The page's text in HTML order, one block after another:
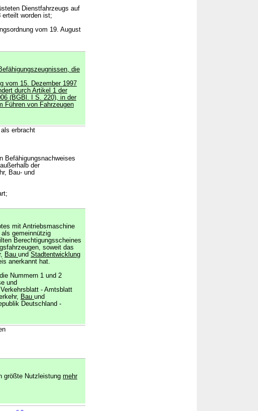
Dienstfahrzeugs auf
erteilt worden ist;
vom 19. August
die
vom 15. Dezember 1997
durch Artikel 1 der
(BGBl. I S. 220), in der
Führen von Fahrzeugen
erbracht
Befähigungsnachweises
der
Bau- und
mit Antriebsmaschine
gemeinnützig
Berechtigungsscheines
soweit das
Bau und Stadtentwicklung
anerkannt hat.
Nummern 1 und 2
und
- Amtsblatt
Bau und
Deutschland -
größte Nutzleistung mehr